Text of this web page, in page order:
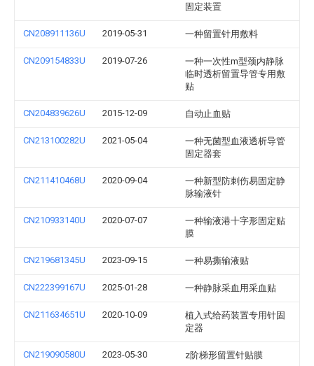
固定装置
CN208911136U 2019-05-31 一种留置针用敷料
CN209154833U 2019-07-26
一种一次性m型颈内静脉
临时透析留置导管专用敷
贴
CN204839626U 2015-12-09 自动止血贴
CN213100282U 2021-05-04
一种无菌型血液透析导管
固定器套
CN211410468U 2020-09-04
一种新型防刺伤易固定静
脉输液针
CN210933140U 2020-07-07
一种输液港十字形固定贴
膜
CN219681345U 2023-09-15 一种易撕输液贴
CN222399167U 2025-01-28 一种静脉采血用采血贴
CN211634651U 2020-10-09
植入式给药装置专用针固
定器
CN219090580U 2023-05-30 z阶梯形留置针贴膜